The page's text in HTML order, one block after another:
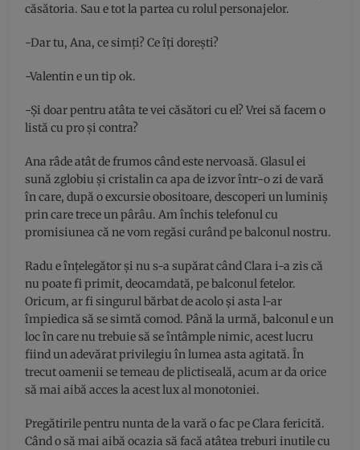
căsătoria. Sau e tot la partea cu rolul personajelor.
-Dar tu, Ana, ce simți? Ce îți dorești?
-Valentin e un tip ok.
-Și doar pentru atâta te vei căsători cu el? Vrei să facem o
listă cu pro și contra?
Ana râde atât de frumos când este nervoasă. Glasul ei
sună zglobiu și cristalin ca apa de izvor într-o zi de vară
în care, după o excursie obositoare, descoperi un luminiș
prin care trece un pârâu. Am închis telefonul cu
promisiunea că ne vom regăsi curând pe balconul nostru.
Radu e înțelegător și nu s-a supărat când Clara i-a zis că
nu poate fi primit, deocamdată, pe balconul fetelor.
Oricum, ar fi singurul bărbat de acolo și asta l-ar
împiedica să se simtă comod. Până la urmă, balconul e un
loc în care nu trebuie să se întâmple nimic, acest lucru
fiind un adevărat privilegiu în lumea asta agitată. În
trecut oamenii se temeau de plictiseală, acum ar da orice
să mai aibă acces la acest lux al monotoniei.
Pregătirile pentru nunta de la vară o fac pe Clara fericită.
Când o să mai aibă ocazia să facă atâtea treburi inutile cu